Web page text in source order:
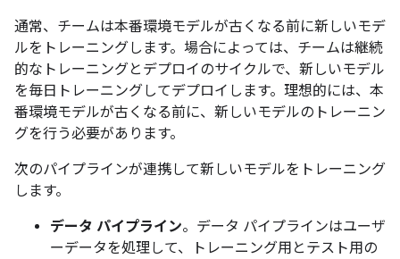
通常、チームは本番環境モデルが古くなる前に新しいモデ
ルをトレーニングします。場合によっては、チームは継続
的なトレーニングとデプロイのサイクルで、新しいモデル
を毎日トレーニングしてデプロイします。理想的には、本
番環境モデルが古くなる前に、新しいモデルのトレーニン
グを行う必要があります。
次のパイプラインが連携して新しいモデルをトレーニング
します。
データ パイプライン。データ パイプラインはユーザ
ーデータを処理して、トレーニング用とテスト用の